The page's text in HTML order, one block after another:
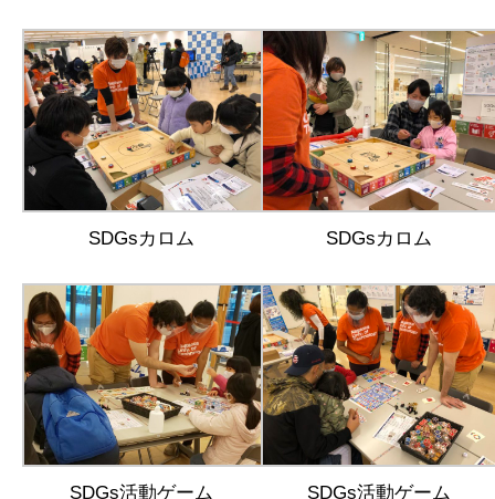
SDGsカロム SDGsカロム
SDGs活動ゲーム SDGs活動ゲーム